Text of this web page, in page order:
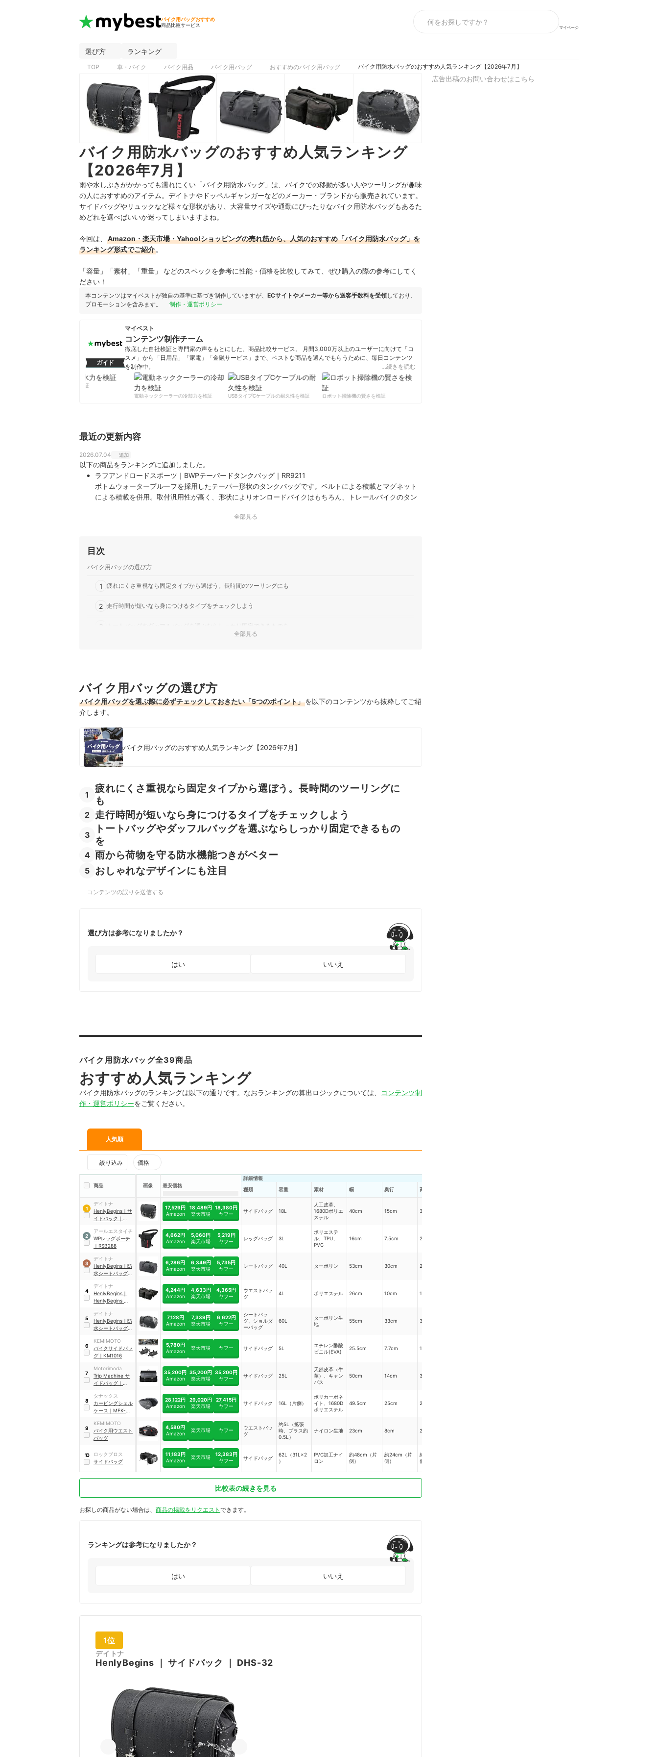
バイク用バッグおすすめ
商品比較サービス
マイページ
選び方 ランキング
TOP 車・バイク バイク用品 バイク用バッグ おすすめのバイク用バッグ バイク用防水バッグのおすすめ人気ランキング【2026年7月】
バイク用防水バッグのおすすめ人気ランキング
【2026年7月】
雨や水しぶきがかかっても濡れにくい「バイク用防水バッグ」は、バイクでの移動が多い人やツーリングが趣味
の人におすすめのアイテム。デイトナや ドッペルギャンガーなどのメーカー・ブランドから販売されています。
サイドバッグやリュックなど様々な形状があり、大容量サイズや通勤にぴったりなバイク用防水バッグもあるた
めどれを選べばいいか迷ってしまいますよね。
今回は、
Amazon・楽天市場・Yahoo!ショッピングの売れ筋から、人気のおすすめ「バイク用防水バッグ」を
ランキング形式でご紹介 。
「容量」「素材」「重量」 などのスペックを参考に性能・価格を比較してみて、ぜひ購入の際の参考にしてく
ださい！
本コンテンツはマイベストが独自の基準に基づき制作していますが、 ECサイトやメーカー等から送客手数料を受領しており、
プロモーションを含みます。
制作・運営ポリシー
ガイド
マイベスト
コンテンツ制作チーム
徹底した自社検証と専門家の声をもとにした、商品比較サービス。 月間3,000万以上のユーザーに向けて「コ
スメ」から「日用品」「家電」「金融サービス」まで、ベストな商品を選んでもらうために、毎日コンテンツ
を制作中。
コンテンツ制作チームのプロフィール
…続きを読む
電動ネッククーラーの冷却力を検証
USBタイプCケーブルの耐久性を検証 ロボット掃除機の賢さを検証
最近の更新内容
2026.07.04 追加
以下の商品をランキングに追加しました。
ラフアンドロードスポーツ｜BWPテーパードタンクバッグ｜RR9211
ボトムウォータープルーフを採用したテーパー形状のタンクバッグです。ベルトによる積載とマグネット
による積載を併用。取付汎用性が高く、形状によりオンロードバイクはもちろん、トレールバイクのタン
ァスナー部分に大きな引き手がついているので、グローブをし…
全部見る
目次
バイク用バッグの選び方
1 疲れにくさ重視なら固定タイプから選ぼう。長時間のツーリングにも
2 走行時間が短いなら身につけるタイプをチェックしよう
3 トートバッグやダッフルバッグを選ぶならしっかり固定できるものを
バイク用防水バッグ全39商品おすすめ人気ランキング
バイク用防水バッグの売れ筋ランキングもチェック！
全部見る
バイク用バッグの選び方
バイク用バッグを選ぶ際に必ずチェックしておきたい「5つのポイント」を以下のコンテンツから抜粋してご紹
介します。
バイク用バッグのおすすめ人気ランキング【2026年7月】
1
疲れにくさ重視なら固定タイプから選ぼう。長時間のツーリングに
も
2 走行時間が短いなら身につけるタイプをチェックしよう
3
トートバッグやダッフルバッグを選ぶならしっかり固定できるもの
を
4 雨から荷物を守る防水機能つきがベター
5 おしゃれなデザインにも注目
コンテンツの誤りを送信する
選び方は参考になりましたか？
はい いいえ
バイク用防水バッグ全39商品
おすすめ人気ランキング
バイク用防水バッグのランキングは以下の通りです。なおランキングの算出ロジックについては、
コンテンツ制
作・運営ポリシーをご覧ください。
人気順
絞り込み 価格
商品 画像 最安価格
詳細情報
種類
容量 素材 幅 奥行 高さ
1
デイトナ
HenlyBegins ｜ サ
イドバック ｜
17,529円
Amazon
18,489円
楽天市場
18,380円
ヤフー
サイドバッグ 18L
人工皮革、
1680Dポリエ
ステル
40cm 15cm 30cm
2
アールエスタイチ
WPレッグポーチ
｜ RSB288
4,662円
Amazon
5,060円
楽天市場
5,219円
ヤフー
レッグバッグ 3L
ポリエステ
ル、TPU、
PVC
16cm 7.5cm 28.5cm
3
デイトナ
HenlyBegins ｜ 防
水シートバッグ｜
6,286円
Amazon
6,349円
楽天市場
5,735円
ヤフー
シートバッグ 40L ターポリン 53cm 30cm 27cm
4
デイトナ
HenlyBegins ｜
HenlyBegins 防水
DH-737
4,244円
Amazon
4,633円
楽天市場
4,365円
ヤフー
ウエストバッ
グ
4L ポリエステル 26cm 10cm 15cm
5
デイトナ
HenlyBegins ｜ 防
水シートバッグ｜
7,128円
Amazon
7,339円
楽天市場
6,622円
ヤフー
シートバッ
グ、ショルダ
ーバッグ
60L
ターポリン生
地
55cm 33cm 35cm
6
KEMIMOTO
バイクサイドバッ
グ ｜ KM1016
5,780円
Amazon
楽天市場 ヤフー サイドバッグ 5L
エチレン酢酸
ビニル(EVA)
25.5cm 7.7cm 12.5cm
7
Motorimoda
Trip Machine サ
イドバッグ ｜
35,200円
Amazon
35,200円
楽天市場
35,200円
ヤフー
サイドバッグ 25L
天然皮革（牛
革）、キャン
バス
50cm 14cm 31cm
8
タナックス
カービングシェル
ケース ｜ MFK-
28,122円
Amazon
29,020円
楽天市場
27,415円
ヤフー
サイドバック 16L（片側）
ポリカーボネ
イト、1680D
ポリエステル
49.5cm 25cm 29cm
9
KEMIMOTO
バイク用ウエスト
バッグ
4,580円
Amazon
楽天市場 ヤフー
ウエストバッ
グ
約5L（拡張
時、プラス約
0.5L）
ナイロン生地 23cm 8cm 21.5cm
10
ロックブロス
サイドバッグ
11,183円
Amazon
楽天市場
12,383円
ヤフー
サイドバッグ
62L（31L×2
）
PVC加工ナイ
ロン
約48cm（片
側）
約24cm（片
側）
約33cm（片
側）
比較表の続きを見る
お探しの商品がない場合は、 商品の掲載をリクエスト できます。
ランキングは参考になりましたか？
はい いいえ
1位
デイトナ
HenlyBegins ｜サイドバック DHS-32
広告出稿のお問い合わせはこちら